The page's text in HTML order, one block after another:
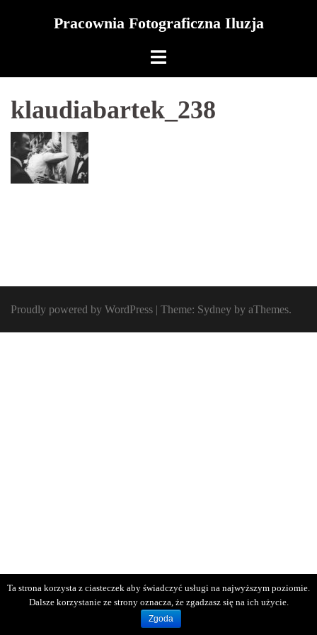
Pracownia Fotograficzna Iluzja
klaudiabartek_238
Proudly powered by WordPress | Theme: Sydney by aThemes.
Ta strona korzysta z ciasteczek aby świadczyć usługi na najwyższym poziomie.
Dalsze korzystanie ze strony oznacza, że zgadzasz się na ich użycie.
Zgoda